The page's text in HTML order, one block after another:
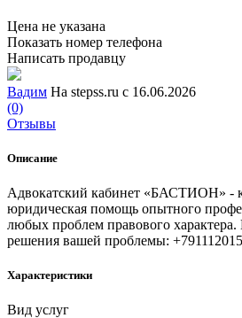
Цена не указана
Показать номер телефона
Написать продавцу
Вадим На stepss.ru с 16.06.2026
(0)
Отзывы
Описание
Адвокатский кабинет «БАСТИОН» -
юридическая помощь опытного
любых проблем правового характера.
решения вашей проблемы:
Характеристики
Вид услуг